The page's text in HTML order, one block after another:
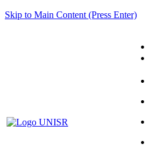
Skip to Main Content (Press Enter)